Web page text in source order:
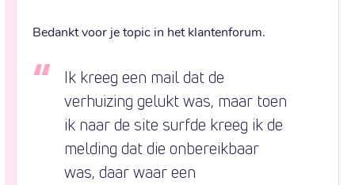
Bedankt voor je topic in het klantenforum.
Ik kreeg een mail dat de
verhuizing gelukt was, maar toen
ik naar de site surfde kreeg ik de
melding dat die onbereikbaar
was, daar waar een